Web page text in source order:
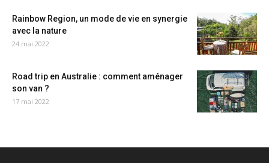
Rainbow Region, un mode de vie en synergie
avec la nature
24 mai 2022
Road trip en Australie : comment aménager
son van ?
17 mai 2022